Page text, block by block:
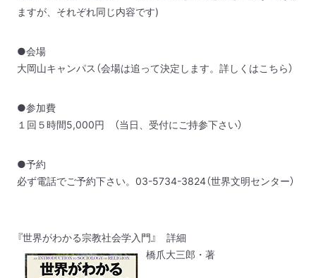
ますが、それぞれ同じ内容です)
●会場
大岡山キャンパス（会場は追って決定します。詳しくはこちら）
●参加費
１回５時間5,000円 （当日、受付にご持参下さい）
●予約
必ず電話でご予約下さい。03-5734-3824（世界文明センター）
『世界がわかる宗教社会学入門』 詳細
橋爪大三郎・著